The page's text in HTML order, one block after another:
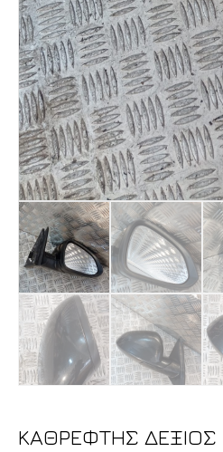
ΚΑΘΡΕΦΤΗΣ ΔΕΞΙΟΣ